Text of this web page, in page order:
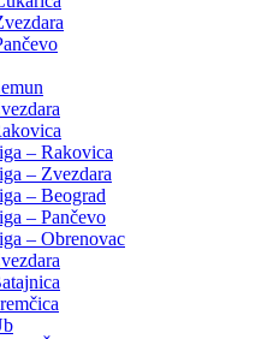
– Rakovica
– Zvezdara
– Beograd
– Pančevo
– Obrenovac